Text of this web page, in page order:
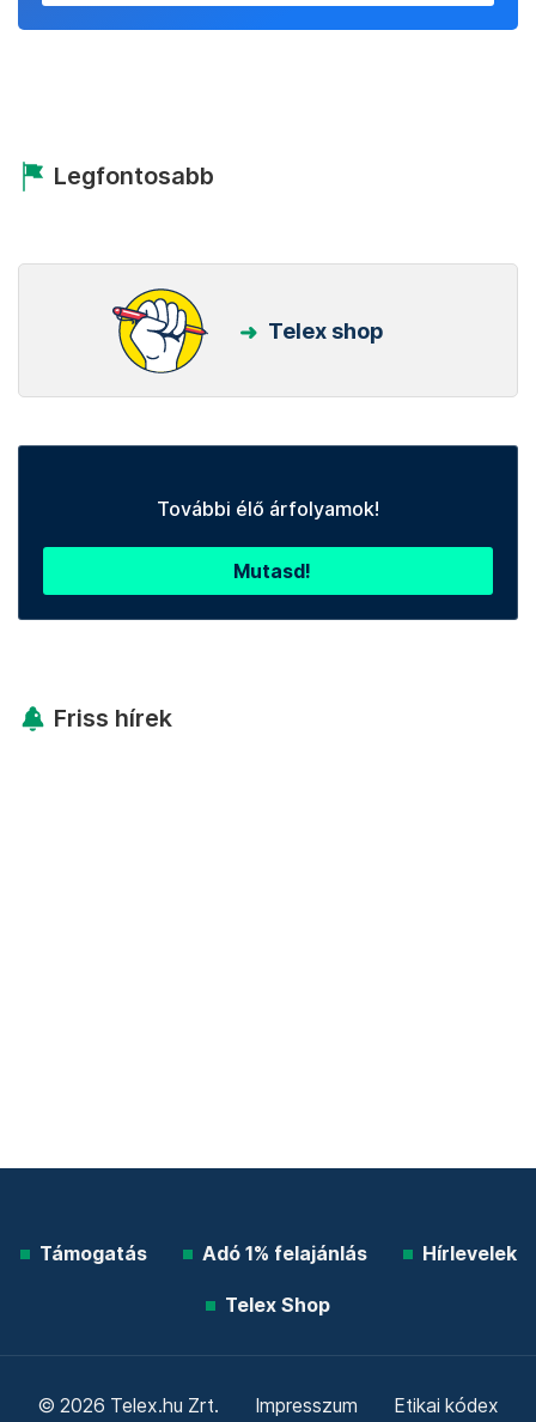
Legfontosabb
Telex shop
További élő árfolyamok!
Mutasd!
Friss hírek
Támogatás Adó 1% felajánlás Hírlevelek
Telex Shop
© 2026 Telex.hu Zrt. Impresszum Etikai kódex